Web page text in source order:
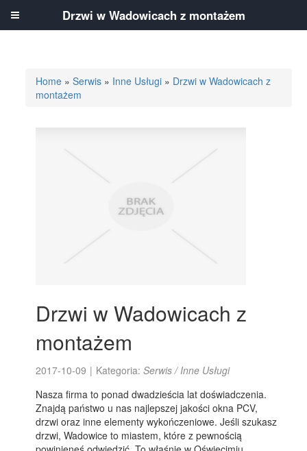
Home »Serwis » Inne Usługi » Drzwi w Wadowicach z
montażem
Drzwi w Wadowicach z
montażem
2017-10-09 | Kategoria:Serwis / Inne Usługi
Nasza firma to ponad dwadzieścia lat doświadczenia.
Znajdą państwo u nas najlepszej jakości okna PCV,
drzwi oraz inne elementy wykończeniowe. Jeśli szukasz
drzwi, Wadowice to miastem, które z pewnością
Drzwi w Wadowicach z montażem